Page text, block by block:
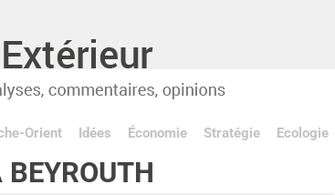
Orient Idées Économie Stratégie Ecologie